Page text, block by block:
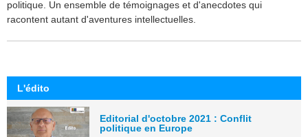
politique. Un ensemble de témoignages et d'anecdotes qui
racontent autant d'aventures intellectuelles.
L'édito
Editorial d'octobre 2021 : Conflit
politique en Europe